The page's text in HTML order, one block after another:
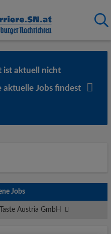
ist aktuell nicht
aktuelle Jobs findest
Jobs
Austria GmbH